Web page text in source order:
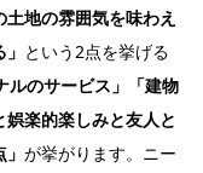
土地の雰囲気を味わえ
という2点を挙げる
ルのサービス」「建物
楽的楽しみと友人と
が挙がります。ニー